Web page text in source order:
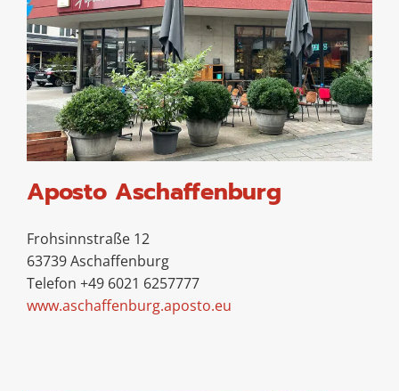
Aposto Aschaffenburg
Frohsinnstraße 12
63739 Aschaffenburg
Telefon +49 6021 6257777
www.aschaffenburg.aposto.eu